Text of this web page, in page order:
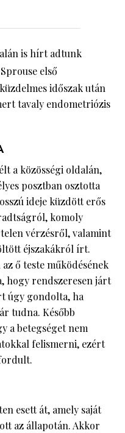
is hírt adtunk
első
időszak után
tavaly endometriózis
a közösségi oldalán,
posztban osztotta
ideje küzdött erős
komoly
vérzésről, valamint
éjszakákról írt.
ő teste működésének
hogy rendszeresen járt
úgy gondolta, ha
tudna. Később
a betegséget nem
felismerni, ezért
esett át, amely saját
az állapotán. Akkor